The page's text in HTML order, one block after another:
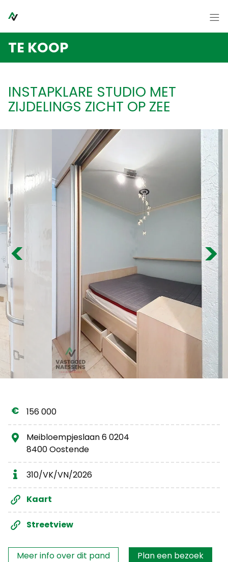
Over ons
Nieuws
Te koop
Syndicus
Contact
TE KOOP
INSTAPKLARE STUDIO MET
ZIJDELINGS ZICHT OP ZEE
Previous
156 000
Meibloempjeslaan 6 0204
8400 Oostende
310/VK/VN/2026
Kaart
Streetview
Interesse?
Meer info over dit pand
Plan een bezoek